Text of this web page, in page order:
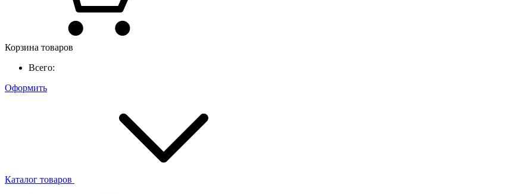
Корзина товаров
Всего:
Оформить
Каталог товаров